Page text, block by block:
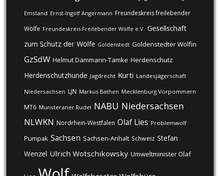
Emsland Ernst-Ingolf Angermann Freundeskreis freilebender
Wölfe Freundeskreis Freilebender Wölfe e.V. Gesellschaft
zum Schutz der Wölfe Goldenstedt Goldenstedter Wölfin
GzSdW Helmut Dammann-Tamke Herdenschutz
Herdenschutzhunde Jagdrecht Kurti Landesjägerschaft
Niedersachsen LJN Markus Bathen Mecklenburg Vorpommern
MT6 Munsteraner Rudel NABU Niedersachsen
NLWKN Nordrhein-Westfalen Olaf Lies Problemwolf
Pumpak Sachsen Sachsen-Anhalt Schweiz Stefan
Wenzel Ulrich Wotschikowsky Umweltminister Olaf